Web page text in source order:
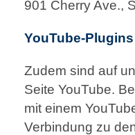
901 Cherry Ave.,
YouTube-Plugins
Zudem sind auf
Seite YouTube.
mit einem
Verbindung zu